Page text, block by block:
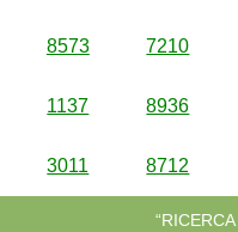
8573 7210
1137 8936
3011 8712